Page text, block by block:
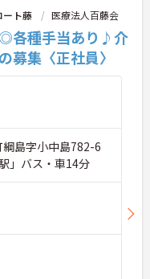
ート藤 医療法人百藤会
◎各種手当あり♪介
募集〈正社員〉
島字小中島782-6
」バス・車14分